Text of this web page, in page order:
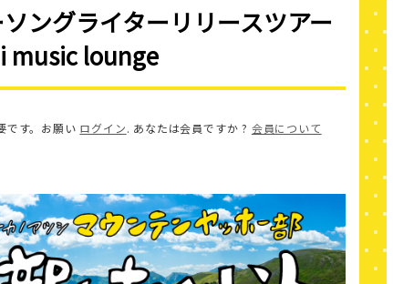
ングライターリリースツアー
music lounge
です。お願い ログイン. あなたは会員ですか ? 会員について